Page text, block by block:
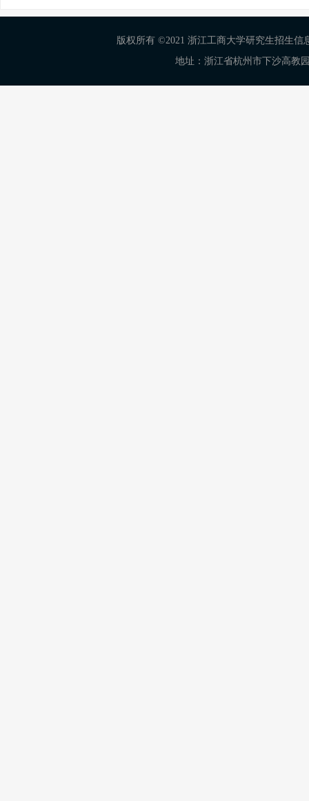
版权所有 ©2021 浙江工商大学研究生招生信
地址：浙江省杭州市下沙高教